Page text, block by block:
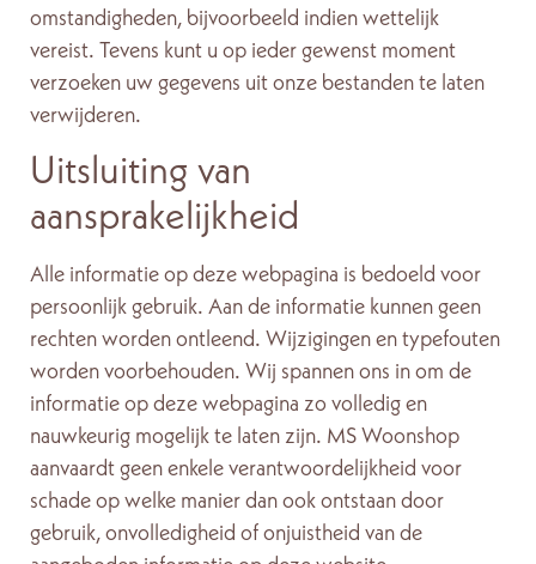
omstandigheden, bijvoorbeeld indien wettelijk
vereist. Tevens kunt u op ieder gewenst moment
verzoeken uw gegevens uit onze bestanden te laten
verwijderen.
Uitsluiting van
aansprakelijkheid
Alle informatie op deze webpagina is bedoeld voor
persoonlijk gebruik. Aan de informatie kunnen geen
rechten worden ontleend. Wijzigingen en typefouten
worden voorbehouden. Wij spannen ons in om de
informatie op deze webpagina zo volledig en
nauwkeurig mogelijk te laten zijn. MS Woonshop
aanvaardt geen enkele verantwoordelijkheid voor
schade op welke manier dan ook ontstaan door
gebruik, onvolledigheid of onjuistheid van de